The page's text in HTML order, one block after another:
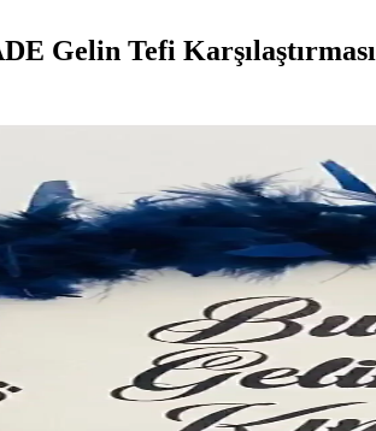
Gelin Tefi Karşılaştırması